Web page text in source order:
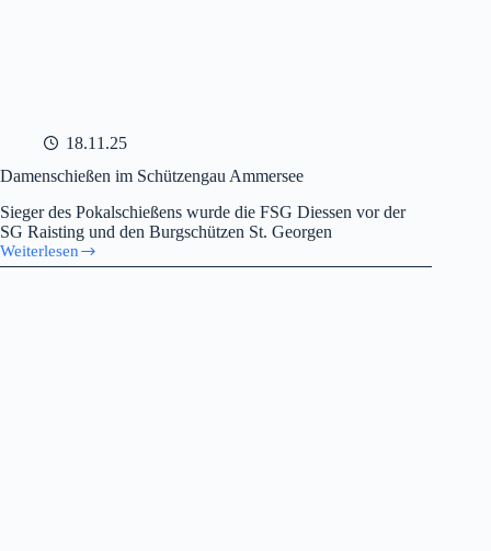
18.11.25
Damenschießen im Schützengau Ammersee
Sieger des Pokalschießens wurde die FSG Diessen vor der
SG Raisting und den Burgschützen St. Georgen
Weiterlesen
Damenschießen